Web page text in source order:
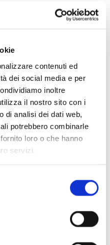
contenuti ed
dei social media e per
inoltre
il nostro sito con i
di analisi dei dati web,
potrebbero combinarle
loro o che hanno
servizi.